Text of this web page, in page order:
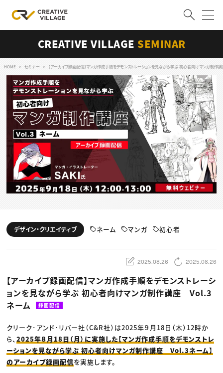
ログイン 会員登録
RECRUIT
クリエイター求人を探す
CREATIVE JOB求人検索
特集求人
採用説明会
転職支援サービス
CONTENTS
スキルアップしたい！
動画配信・映像制作
編集・ライティング
ディレクション
TOP Creator’s コラム トップ
Webクリエイター
ゲームクリエイター
クリエイターインタビュー
C＆R Magazine
セミナー
ニュース・トレンド トップ
Web
映像
ゲーム・エンタメ
広告
CREATIVE VILLAGEからのお知らせ
プロフェッショナル×つながる×メディア
CREATIVE VILLAGE SEMINAR
HOME セミナー 【アーカイブ録画配信】マンガ作成手順をデモンストレーションを見ながら学ぶ 初心者向けマンガ制
デザイン・クリエイティブ ネーム マンガ 初心者
2025.08.26 2025.08.26
【アーカイブ録画配信】マンガ作成手順をデモンストレーシ
ョンを見ながら学ぶ 初心者向けマンガ制作講座 Vol.3
ネーム
録画配信
クリーク･アンド･リバー社（C&R社）は2025年９月18日（木）12時か
ら、2025年８月18日（月）に実施した【マンガ作成手順をデモンストレ
ーションを見ながら学ぶ 初心者向けマンガ制作講座 Vol.3ネーム】
のアーカイブ録画配信を実施します。